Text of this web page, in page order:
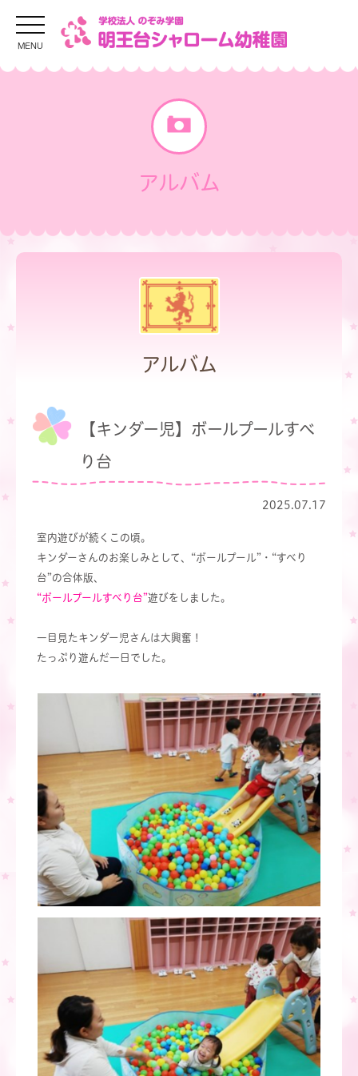
MENU
アルバム
アルバム
【キンダー児】ボールプールすべ
り台
2025.07.17
室内遊びが続くこの頃。
キンダーさんのお楽しみとして、“ボールプール”・“すべり
台”の合体版、
“ボールプールすべり台”遊びをしました。
一目見たキンダー児さんは大興奮！
たっぷり遊んだ一日でした。